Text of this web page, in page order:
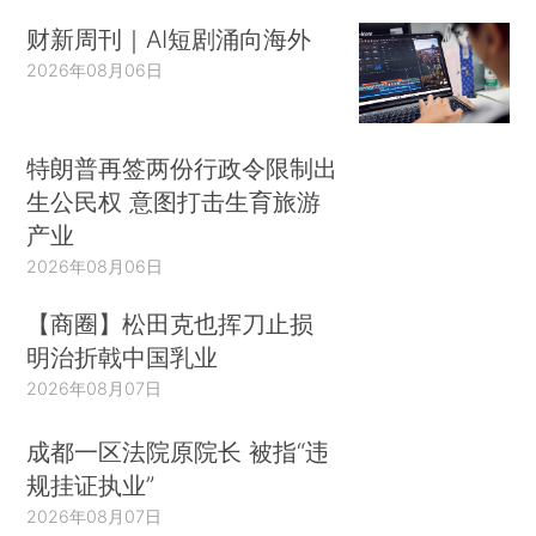
财新周刊｜AI短剧涌向海外
2026年08月06日
特朗普再签两份行政令限制出
生公民权 意图打击生育旅游
产业
2026年08月06日
【商圈】松田克也挥刀止损
明治折戟中国乳业
2026年08月07日
成都一区法院原院长 被指“违
规挂证执业”
2026年08月07日